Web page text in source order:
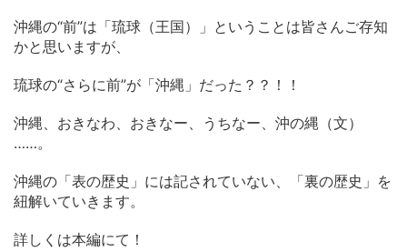
沖縄の“前”は「琉球（王国）」ということは皆さんご存知
かと思いますが、
琉球の“さらに前”が「沖縄」だった？？！！
沖縄、おきなわ、おきなー、うちなー、沖の縄（文）
……。
沖縄の「表の歴史」には記されていない、「裏の歴史」を
紐解いていきます。
詳しくは本編にて！